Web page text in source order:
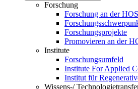
Forschung
Forschung an der
Forschungsprojekte
Promovieren an der
Institute
Forschungsumfeld
Institute For Applied
Institut für
Wissens-/